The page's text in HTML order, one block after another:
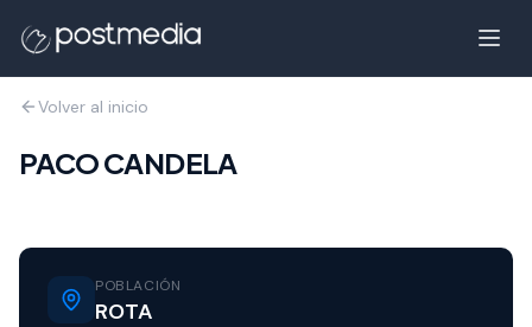
Volver al inicio
PACO CANDELA
POBLACIÓN
ROTA